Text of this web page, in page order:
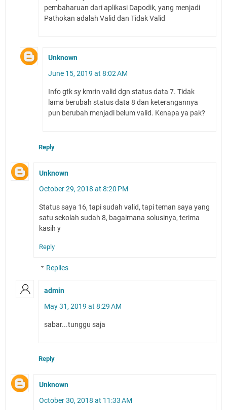
pembaharuan dari aplikasi Dapodik, yang menjadi
Pathokan adalah Valid dan Tidak Valid
Unknown
June 15, 2019 at 8:02 AM
Info gtk sy kmrin valid dgn status data 7. Tidak
lama berubah status data 8 dan keterangannya
pun berubah menjadi belum valid. Kenapa ya pak?
Reply
Unknown
October 29, 2018 at 8:20 PM
Status saya 16, tapi sudah valid, tapi teman saya yang
satu sekolah sudah 8, bagaimana solusinya, terima
kasih y
Reply
Replies
admin
May 31, 2019 at 8:29 AM
sabar...tunggu saja
Reply
Unknown
October 30, 2018 at 11:33 AM